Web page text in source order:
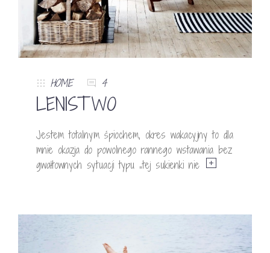
HOME 4
LENISTWO
Jestem totalnym śpiochem, okres wakacyjny to dla
mnie okazja do powolnego rannego wstawania bez
gwałtownych sytuacji typu „tej sukienki nie